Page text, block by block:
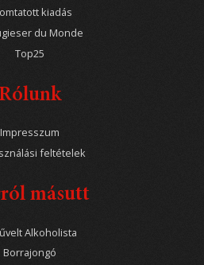
kiadás
du Monde
Top25
Impresszum
feltételek
másutt
Alkoholista
Borrajongó